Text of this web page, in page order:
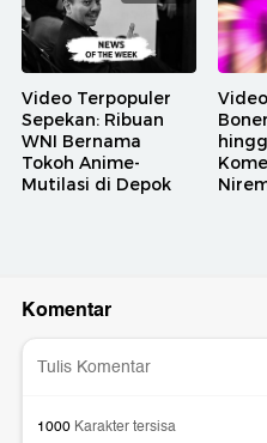
Video Terpopuler
Sepekan: Ribuan
WNI Bernama
Tokoh Anime-
Mutilasi di Depok